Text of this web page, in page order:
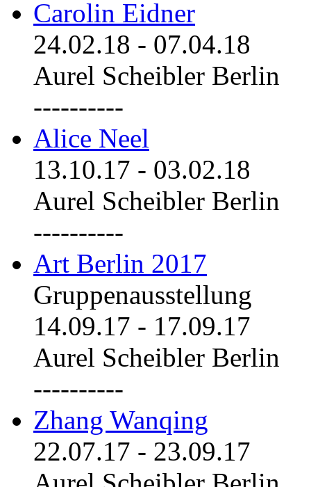
Carolin Eidner
24.02.18 - 07.04.18
Aurel Scheibler Berlin
----------
Alice Neel
13.10.17 - 03.02.18
Aurel Scheibler Berlin
----------
Art Berlin 2017
Gruppenausstellung
14.09.17 - 17.09.17
Aurel Scheibler Berlin
----------
Zhang Wanqing
22.07.17 - 23.09.17